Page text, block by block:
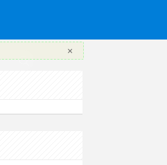
×